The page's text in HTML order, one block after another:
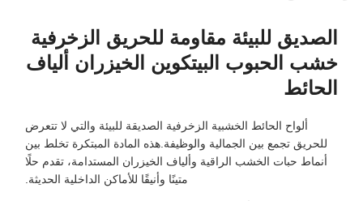
الصديق للبيئة مقاومة للحريق الزخرفية
خشب الحبوب البيتكوين الخيزران ألياف
الحائط
ألواح الحائط الخشبية الزخرفية الصديقة للبيئة والتي لا تتعرض
للحريق تجمع بين الجمالية والوظيفة.هذه المادة المبتكرة تخلط بين
أنماط حبات الخشب الراقية وألياف الخيزران المستدامة، تقدم حلًا
متينًا وأنيقًا للأماكن الداخلية الحديثة.